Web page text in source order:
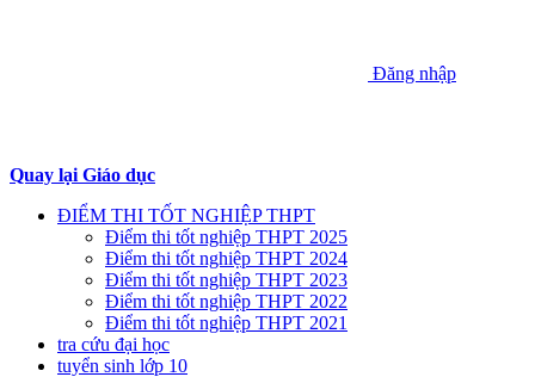
Đăng nhập
Quay lại Giáo dục
ĐIỂM THI TỐT NGHIỆP THPT
Điểm thi tốt nghiệp THPT 2025
Điểm thi tốt nghiệp THPT 2024
Điểm thi tốt nghiệp THPT 2023
Điểm thi tốt nghiệp THPT 2022
Điểm thi tốt nghiệp THPT 2021
tra cứu đại học
tuyển sinh lớp 10